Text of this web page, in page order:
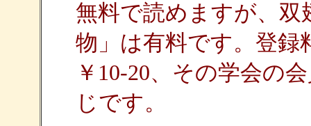
無料で読めますが、双
物」は有料です。登録
￥10-20、その学会の
じです。